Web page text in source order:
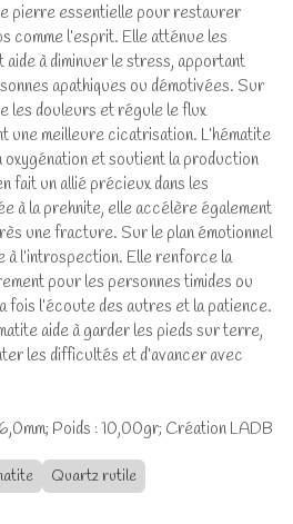
pierre essentielle pour restaurer
comme l’esprit. Elle atténue les
à diminuer le stress, apportant
apathiques ou démotivées. Sur
les douleurs et régule le flux
une meilleure cicatrisation. L’hématite
oxygénation et soutient la production
fait un allié précieux dans les
à la prehnite, elle accélère également
une fracture. Sur le plan émotionnel
l’introspection. Elle renforce la
pour les personnes timides ou
fois l’écoute des autres et la patience.
aide à garder les pieds sur terre,
les difficultés et d’avancer avec
Poids : 10,00gr; Création LADB
Quartz rutile